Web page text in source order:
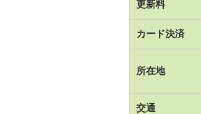
更新料
カード決済
所在地
交通